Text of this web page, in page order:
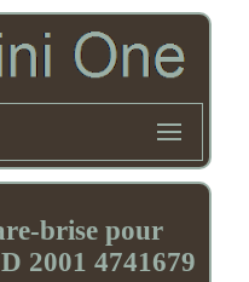
brise pour
2001 4741679